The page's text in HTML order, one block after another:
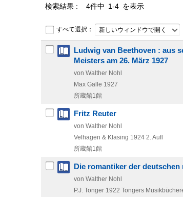
検索結果 4件中 1-4 を表示
すべて選択： 新しいウィンドウで開く
Ludwig van Beethoven : aus
Meisters am 26. März 1927
von Walther Nohl
Max Galle 1927
所蔵館1館
Fritz Reuter
von Walther Nohl
Velhagen & Klasing 1924 2. Aufl
所蔵館1館
Die romantiker der deutschen
von Walther Nohl
P.J. Tonger 1922 Tongers